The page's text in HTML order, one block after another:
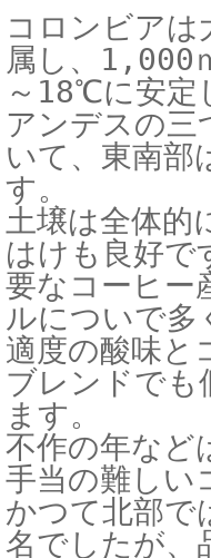
コロンビアは
属し、1,000
～18℃に安定
アンデスの三
いて、東南部
す。
土壌は全体的
はけも良好で
要なコーヒー
ルについで多
適度の酸味と
ブレンドでも
ます。
不作の年など
手当の難しい
かつて北部で
名でしたが、